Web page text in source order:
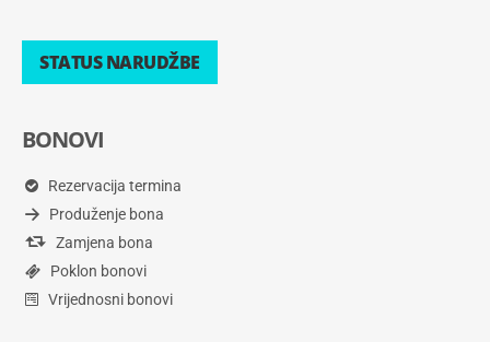
STATUS NARUDŽBE
BONOVI
Rezervacija termina
Produženje bona
Zamjena bona
Poklon bonovi
Vrijednosni bonovi